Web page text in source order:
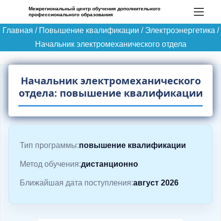
р
Межрегиональный центр обучения дополнительного
профессионального образования
Главная / Повышение квалификации / Электроэнергетика /
Начальник электромеханического отдела
Начальник электромеханического
отдела: повышение квалификации
Тип программы:повышение квалификации
Метод обучения:дистанционно
Ближайшая дата поступления:август 2026